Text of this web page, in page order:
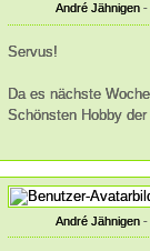
André Jähnigen
Servus!
Da es nächste
Schönsten Hobby der
André Jähnigen